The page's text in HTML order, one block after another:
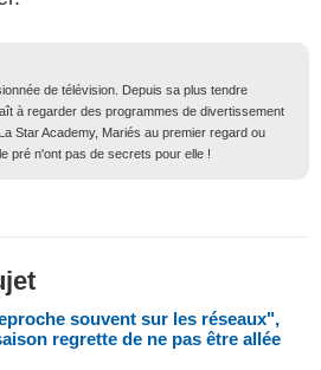
de télévision. Depuis sa plus tendre
à regarder des programmes de divertissement
Star Academy, Mariés au premier regard ou
pré n'ont pas de secrets pour elle !
souvent sur les réseaux",
regrette de ne pas être allée